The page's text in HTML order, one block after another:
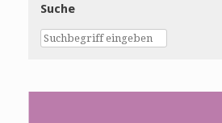
Suche